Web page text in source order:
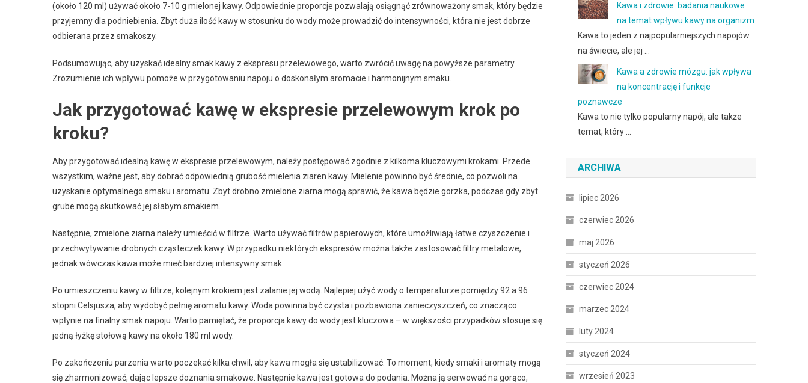
(około 120 ml) używać około 7-10 g mielonej kawy. Odpowiednie proporcje pozwalają osiągnąć zrównoważony smak, który będzie
przyjemny dla podniebienia. Zbyt duża ilość kawy w stosunku do wody może prowadzić do intensywności, która nie jest dobrze
odbierana przez smakoszy.
Podsumowując, aby uzyskać idealny smak kawy z ekspresu przelewowego, warto zwrócić uwagę na powyższe parametry.
Zrozumienie ich wpływu pomoże w przygotowaniu napoju o doskonałym aromacie i harmonijnym smaku.
Jak przygotować kawę w ekspresie przelewowym krok po
kroku?
Aby przygotować idealną kawę w ekspresie przelewowym, należy postępować zgodnie z kilkoma kluczowymi krokami. Przede
wszystkim, ważne jest, aby dobrać odpowiednią grubość mielenia ziaren kawy. Mielenie powinno być średnie, co pozwoli na
uzyskanie optymalnego smaku i aromatu. Zbyt drobno zmielone ziarna mogą sprawić, że kawa będzie gorzka, podczas gdy zbyt
grube mogą skutkować jej słabym smakiem.
Następnie, zmielone ziarna należy umieścić w filtrze. Warto używać filtrów papierowych, które umożliwiają łatwe czyszczenie i
przechwytywanie drobnych cząsteczek kawy. W przypadku niektórych ekspresów można także zastosować filtry metalowe,
jednak wówczas kawa może mieć bardziej intensywny smak.
Po umieszczeniu kawy w filtrze, kolejnym krokiem jest zalanie jej wodą. Najlepiej użyć wody o temperaturze pomiędzy 92 a 96
stopni Celsjusza, aby wydobyć pełnię aromatu kawy. Woda powinna być czysta i pozbawiona zanieczyszczeń, co znacząco
wpłynie na finalny smak napoju. Warto pamiętać, że proporcja kawy do wody jest kluczowa – w większości przypadków stosuje się
jedną łyżkę stołową kawy na około 180 ml wody.
Po zakończeniu parzenia warto poczekać kilka chwil, aby kawa mogła się ustabilizować. To moment, kiedy smaki i aromaty mogą
się zharmonizować, dając lepsze doznania smakowe. Następnie kawa jest gotowa do podania. Można ją serwować na gorąco,
Kawa i zdrowie: badania naukowe
na temat wpływu kawy na organizm
Kawa to jeden z najpopularniejszych napojów
na świecie, ale jej …
Kawa a zdrowie mózgu: jak wpływa
na koncentrację i funkcje
poznawcze
Kawa to nie tylko popularny napój, ale także
temat, który …
ARCHIWA
lipiec 2026
czerwiec 2026
maj 2026
styczeń 2026
czerwiec 2024
marzec 2024
luty 2024
styczeń 2024
wrzesień 2023